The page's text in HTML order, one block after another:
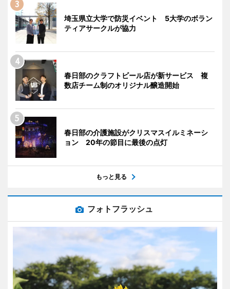
埼玉県立大学で防災イベント 5大学のボラン
ティアサークルが協力
春日部のクラフトビール店が新サービス 複
数店チーム制のオリジナル醸造開始
春日部の介護施設がクリスマスイルミネーシ
ョン 20年の節目に最後の点灯
もっと見る
フォトフラッシュ